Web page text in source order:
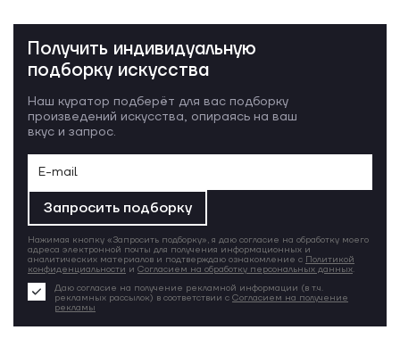
Получить индивидуальную
подборку искусства
Наш куратор подберёт для вас подборку
произведений искусства, опираясь на ваш
вкус и запрос.
Запросить подборку
Нажимая кнопку «Запросить подборку», я даю согласие на обработку моего
адреса электронной почты для получения информационных и
аналитических материалов и подтверждаю ознакомление с Политикой
конфиденциальности и Согласием на обработку персональных данных.
Даю согласие на получение рекламной информации (в т.ч.
рекламных рассылок) в соответствии с Согласием на получение
рекламы